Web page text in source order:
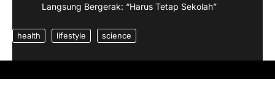
Langsung Bergerak: “Harus Tetap Sekolah”
health lifestyle science